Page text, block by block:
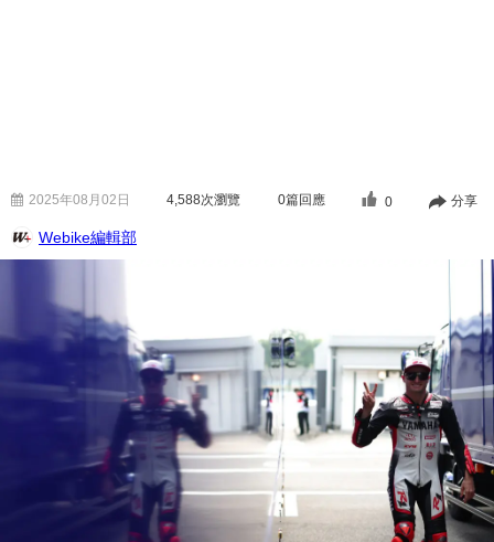
2025年08月02日 4,588次瀏覽 0篇回應 0 分享
Webike編輯部